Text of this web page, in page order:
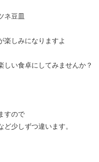
ネ豆皿
楽しみになりますよ
しい食卓にしてみませんか？
すので
少しずつ違います。